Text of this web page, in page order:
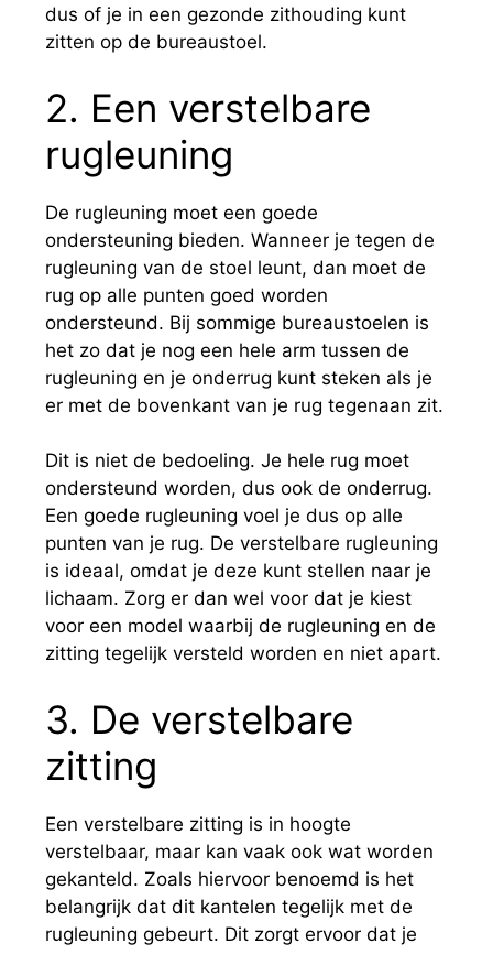
dus of je in een gezonde zithouding kunt
zitten op de bureaustoel.
2. Een verstelbare
rugleuning
De rugleuning moet een goede
ondersteuning bieden. Wanneer je tegen de
rugleuning van de stoel leunt, dan moet de
rug op alle punten goed worden
ondersteund. Bij sommige bureaustoelen is
het zo dat je nog een hele arm tussen de
rugleuning en je onderrug kunt steken als je
er met de bovenkant van je rug tegenaan zit.
Dit is niet de bedoeling. Je hele rug moet
ondersteund worden, dus ook de onderrug.
Een goede rugleuning voel je dus op alle
punten van je rug. De verstelbare rugleuning
is ideaal, omdat je deze kunt stellen naar je
lichaam. Zorg er dan wel voor dat je kiest
voor een model waarbij de rugleuning en de
zitting tegelijk versteld worden en niet apart.
3. De verstelbare
zitting
Een verstelbare zitting is in hoogte
verstelbaar, maar kan vaak ook wat worden
gekanteld. Zoals hiervoor benoemd is het
belangrijk dat dit kantelen tegelijk met de
rugleuning gebeurt. Dit zorgt ervoor dat je